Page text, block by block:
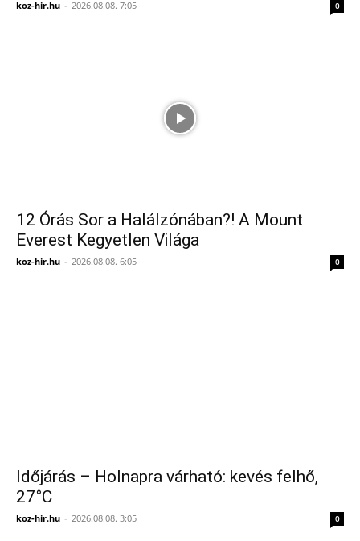
koz-hir.hu - 2026.08.08. 7:05 0
12 Órás Sor a Halálzónában?! A Mount
Everest Kegyetlen Világa
koz-hir.hu - 2026.08.08. 6:05 0
Időjárás – Holnapra várható: kevés felhő,
27°C
koz-hir.hu - 2026.08.08. 3:05 0